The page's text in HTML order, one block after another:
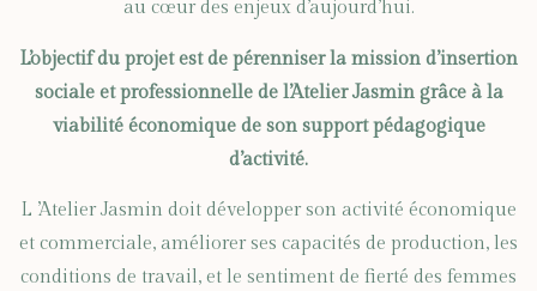
au cœur des enjeux d’aujourd’hui.
L’objectif du projet est de pérenniser la mission d’insertion
sociale et professionnelle de l’Atelier Jasmin grâce à la
viabilité économique de son support pédagogique
d’activité.
L ’Atelier Jasmin doit développer son activité économique
et commerciale, améliorer ses capacités de production, les
conditions de travail, et le sentiment de fierté des femmes